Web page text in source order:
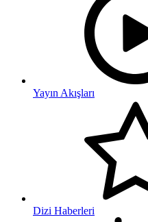
Yayın Akışları
Dizi Haberleri